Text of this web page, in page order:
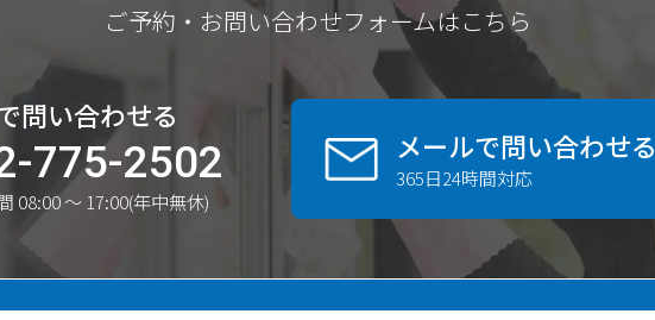
ご予約・お問い合わせフォームはこちら
問い合わせる
775-2502
08:00 〜 17:00(年中無休)
メールで問い合わせる
365日24時間対応